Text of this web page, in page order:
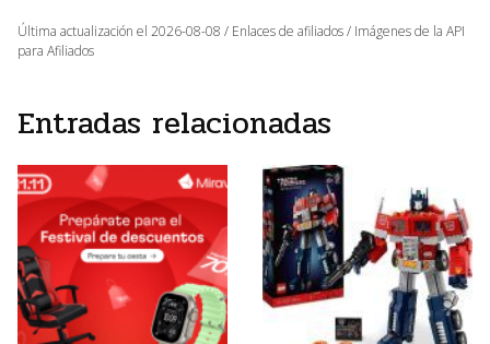
Última actualización el 2026-08-08 / Enlaces de afiliados / Imágenes de la API
para Afiliados
Entradas relacionadas